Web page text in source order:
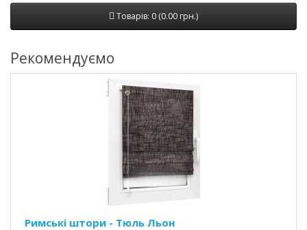
Товарів: 0 (0.00 грн.)
Рекомендуємо
Римські штори - Тюль Льон